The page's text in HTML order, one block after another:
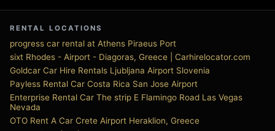
RENTAL LOCATIONS
progress car rental at Athens Piraeus Port
sixt Rhodes - Airport - Diagoras, Greece | Carhirelocator.com
Goldcar Car Hire Rentals Ljubljana Airport Slovenia
Payless Rental Car Costa Rica San Jose Airport
Enterprise Rental Car The strip E Flamingo Road Las Vegas
Nevada
OTO Rent A Car Crete Airport Heraklion, Greece